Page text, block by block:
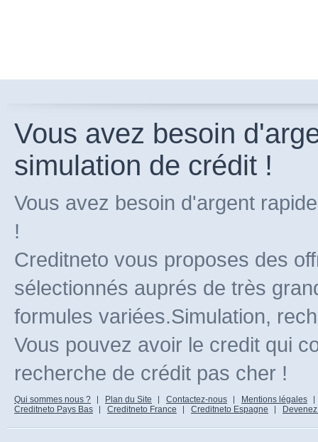
Vous avez besoin
simulation de crédit !
Vous avez besoin d'argent
!
Creditneto vous proposes des
sélectionnés auprés de très
formules variées.Simulation,
Vous pouvez avoir le credit qui
recherche de crédit pas cher !
Qui sommes nous ? Plan du Site Contactez-nous
Mentions légales
Creditneto Pays Bas
Creditneto France Creditneto Espagne